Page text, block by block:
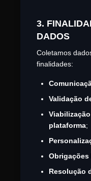
3.
DADOS
Coletamos
finalidades:
Validação
plataforma;
Resolução